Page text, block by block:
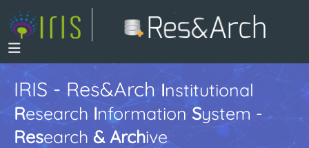
IRIS - Res&ArchInstitutional
Research InformationSystem -
Research & Archive